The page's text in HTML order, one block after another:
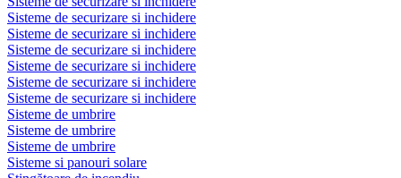
Sisteme de securizare si inchidere
Sisteme de securizare si inchidere
Sisteme de securizare si inchidere
Sisteme de securizare si inchidere
Sisteme de securizare si inchidere
Sisteme de securizare si inchidere
Sisteme de umbrire
Sisteme de umbrire
Sisteme de umbrire
Sisteme si panouri solare